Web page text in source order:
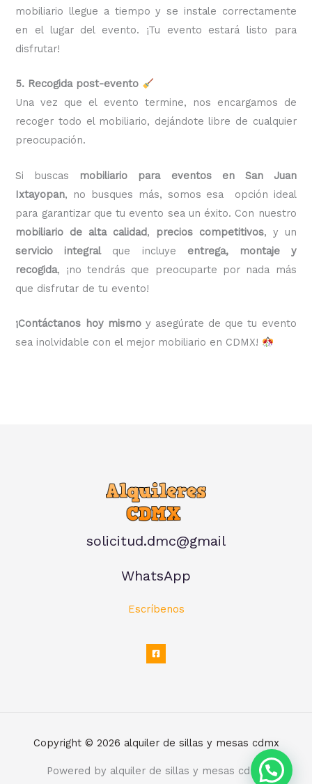
mobiliario llegue a tiempo y se instale correctamente
en el lugar del evento. ¡Tu evento estará listo para
disfrutar!
5. Recogida post-evento
Una vez que el evento termine, nos encargamos de
recoger todo el mobiliario, dejándote libre de cualquier
preocupación.
Si buscas mobiliario para eventos en San Juan
Ixtayopan, no busques más, somos esa opción ideal
para garantizar que tu evento sea un éxito. Con nuestro
mobiliario de alta calidad, precios competitivos, y un
servicio integralque incluye entrega, montaje y
recogida, ¡no tendrás que preocuparte por nada más
que disfrutar de tu evento!
¡Contáctanos hoy mismoy asegúrate de que tu evento
sea inolvidable con el mejor mobiliario en CDMX!
solicitud.dmc@gmail
WhatsApp
Escríbenos
Copyright © 2026 alquiler de sillas y mesas cdmx
Powered by alquiler de sillas y mesas cdmx